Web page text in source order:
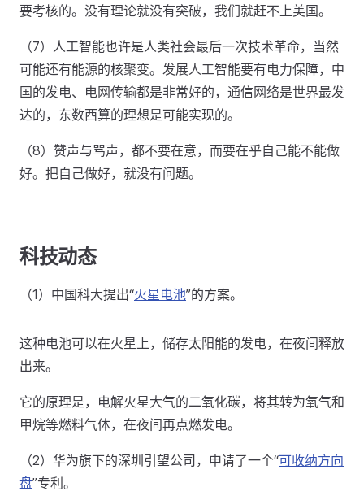
要考核的。没有理论就没有突破，我们就赶不上美国。
（7）人工智能也许是人类社会最后一次技术革命，当然
可能还有能源的核聚变。发展人工智能要有电力保障，中
国的发电、电网传输都是非常好的，通信网络是世界最发
达的，东数西算的理想是可能实现的。
（8）赞声与骂声，都不要在意，而要在乎自己能不能做
好。把自己做好，就没有问题。
科技动态
（1）中国科大提出“火星电池”的方案。
这种电池可以在火星上，储存太阳能的发电，在夜间释放
出来。
它的原理是，电解火星大气的二氧化碳，将其转为氧气和
甲烷等燃料气体，在夜间再点燃发电。
（2）华为旗下的深圳引望公司，申请了一个“可收纳方向
盘”专利。